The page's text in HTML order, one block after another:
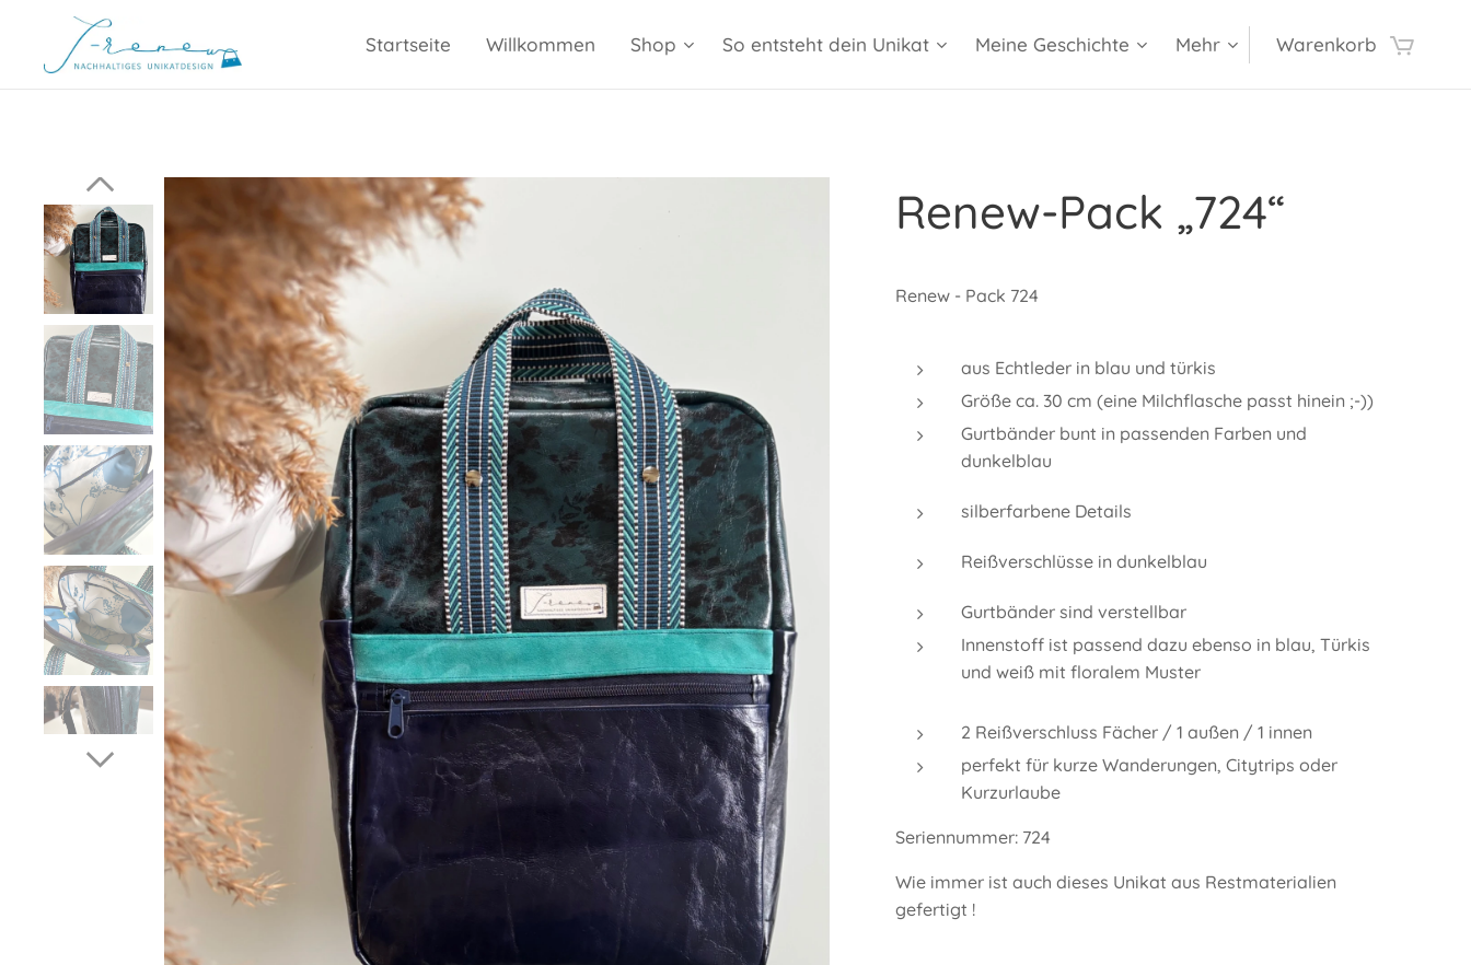
Startseite Willkommen Shop So entsteht dein Unikat Meine Geschichte Mehr Warenkorb
Renew-Pack „724“
Renew - Pack 724
aus Echtleder in blau und türkis
Größe ca. 30 cm (eine Milchflasche passt hinein ;-))
Gurtbänder bunt in passenden Farben und
dunkelblau
silberfarbene Details
Reißverschlüsse in dunkelblau
Gurtbänder sind verstellbar
Innenstoff ist passend dazu ebenso in blau, Türkis
und weiß mit floralem Muster
2 Reißverschluss Fächer / 1 außen / 1 innen
perfekt für kurze Wanderungen, Citytrips oder
Kurzurlaube
Seriennummer: 724
Wie immer ist auch dieses Unikat aus Restmaterialien
gefertigt !